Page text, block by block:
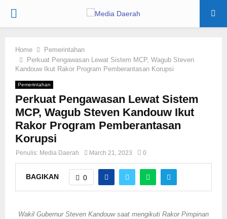
PRIMARY
Home
Pemerintahan
Perkuat Pengawasan Lewat Sistem MCP, Wagub Steven
Kandouw Ikut Rakor Program Pemberantasan Korupsi
Pemerintahan
Perkuat Pengawasan Lewat Sistem
MCP, Wagub Steven Kandouw Ikut
Rakor Program Pemberantasan
Korupsi
Penulis: Media Daerah March 21, 2023 0
BAGIKAN 0
Wakil Gubernur Steven Kandouw saat mengikuti Rakor Pimpinan